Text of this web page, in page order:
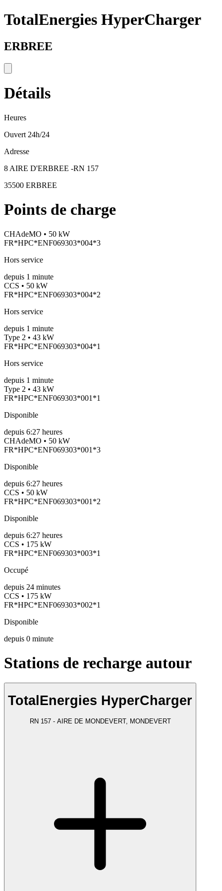
TotalEnergies HyperCharger
ERBREE
Détails
Heures
Ouvert 24h/24
Adresse
8 AIRE D'ERBREE -RN 157
35500 ERBREE
Points de charge
CHAdeMO • 50 kW
FR*HPC*ENF069303*004*3
Hors service
depuis 1 minute
CCS • 50 kW
FR*HPC*ENF069303*004*2
Hors service
depuis 1 minute
Type 2 • 43 kW
FR*HPC*ENF069303*004*1
Hors service
depuis 1 minute
Type 2 • 43 kW
FR*HPC*ENF069303*001*1
Disponible
depuis 6:27 heures
CHAdeMO • 50 kW
FR*HPC*ENF069303*001*3
Disponible
depuis 6:27 heures
CCS • 50 kW
FR*HPC*ENF069303*001*2
Disponible
depuis 6:27 heures
CCS • 175 kW
FR*HPC*ENF069303*003*1
Occupé
depuis 24 minutes
CCS • 175 kW
FR*HPC*ENF069303*002*1
Disponible
depuis 0 minute
Stations de recharge autour
TotalEnergies HyperCharger
RN 157 - AIRE DE MONDEVERT, MONDEVERT